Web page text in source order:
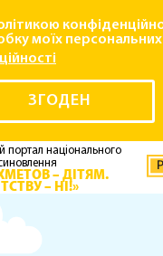
моїх
ЗГОДЕН
портал національного
– ДІТЯМ.
– НІ!»